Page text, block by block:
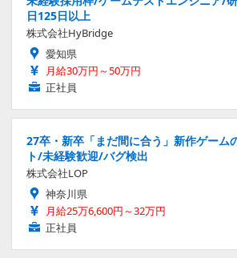
日125日以上
株式会社HyBridge
愛知県
月給30万円～50万円
正社員
27卒・新卒「まだ間に合う」新作ゲーム
ト/未経験歓迎/バグ検出
株式会社LOP
神奈川県
月給25万6,600円～32万円
正社員